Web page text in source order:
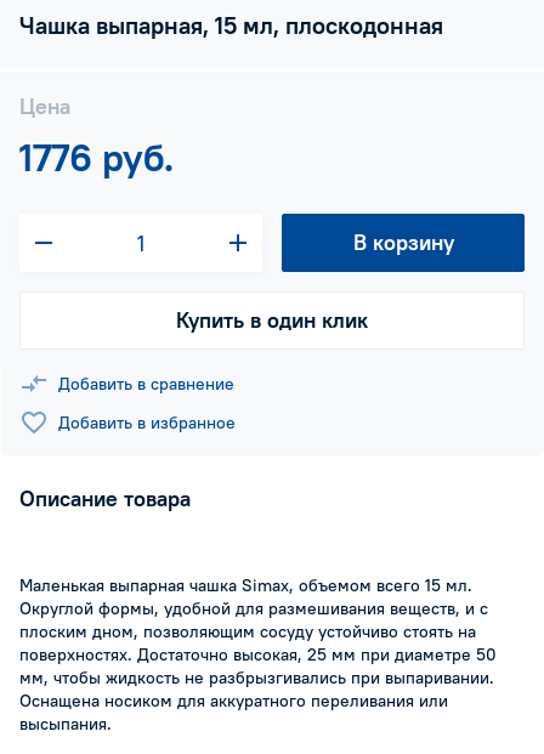
Чашка выпарная, 15 мл, плоскодонная
Цена
1776 руб.
В корзину
Купить в один клик
Добавить в сравнение
Добавить в избранное
Описание товара
Маленькая выпарная чашка Simax, объемом всего 15 мл.
Округлой формы, удобной для размешивания веществ, и с
плоским дном, позволяющим сосуду устойчиво стоять на
поверхностях. Достаточно высокая, 25 мм при диаметре 50
мм, чтобы жидкость не разбрызгивались при выпаривании.
Оснащена носиком для аккуратного переливания или
высыпания.